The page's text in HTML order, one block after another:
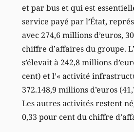
et par bus et qui est
service payé par l’État,
avec 274,6 millions d’euros,
chiffre d’affaires du groupe.
s’élevait à 242,8 millions
cent) et l’« activité
372.148,9 millions d’euros
Les autres activités restent
0,33 pour cent du chiffre